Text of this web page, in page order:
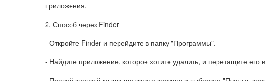
приложения.
2. Способ через Finder:
- Откройте Finder и перейдите в папку "Программы".
- Найдите приложение, которое хотите удалить, и перетащите его